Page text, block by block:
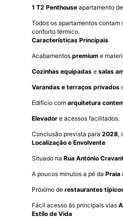
1 T2 Penthouse apartamento
Todos os apartamentos contam
conforto térmico.
Características Principais
Acabamentos premium e
Cozinhas equipadas e salas
Varandas e terraços privados
Edifício com arquitetura
Elevador e acessos facilitados.
Conclusão prevista para 2028,
Localização e Envolvente
Situado na Rua António
A poucos minutos a pé da Praia
Próximo de restaurantes
Fácil acesso às principais vias
Estilo de Vida